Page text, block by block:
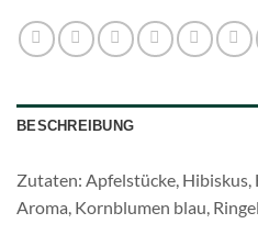
BESCHREIBUNG
Zutaten: Apfelstücke,
Aroma, Kornblumen blau,